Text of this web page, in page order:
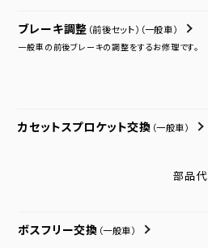
ブレーキ調整 （前後セット） （一般車）
一般車の前後ブレーキの調整をするお修理です。
カセットスプロケット交換 （一般車）
部品代
ボスフリー交換 （一般車）